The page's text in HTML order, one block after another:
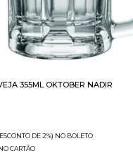
355ML OKTOBER NADIR
DE 2%) NO BOLETO